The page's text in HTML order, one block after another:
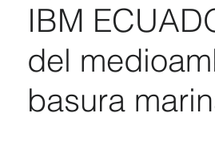
IBM
del
basura